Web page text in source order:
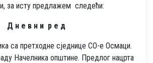
за исту предлажем следећи:
Д н е в н и р е д
са претходне сједнице СО-е Осмаци.
Начелника општине. Предлог нацрта